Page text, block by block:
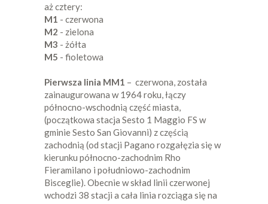
aż cztery:
M1 - czerwona
M2 - zielona
M3 - żółta
M5 - fioletowa
Pierwsza linia MM1 – czerwona, została
zainaugurowana w 1964 roku, łączy
północno-wschodnią część miasta,
(początkowa stacja Sesto 1 Maggio FS w
gminie Sesto San Giovanni) z częścią
zachodnią (od stacji Pagano rozgałęzia się w
kierunku północno-zachodnim Rho
Fieramilano i południowo-zachodnim
Bisceglie). Obecnie w skład linii czerwonej
wchodzi 38 stacji a cała linia rozciąga się na